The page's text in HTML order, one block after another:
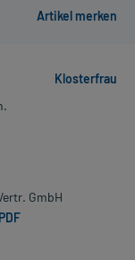
Klosterfrau
GmbH